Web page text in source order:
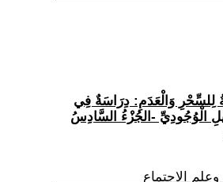
لِلسِّحْرِ وَالْعَدَمِ: دِرَاسَةٌ فِي
الْوُجُودِيِّ -الجُزْءُ السَّادِسُ
الاجتماع